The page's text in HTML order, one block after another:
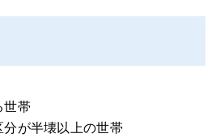
世帯
分が半壊以上の世帯